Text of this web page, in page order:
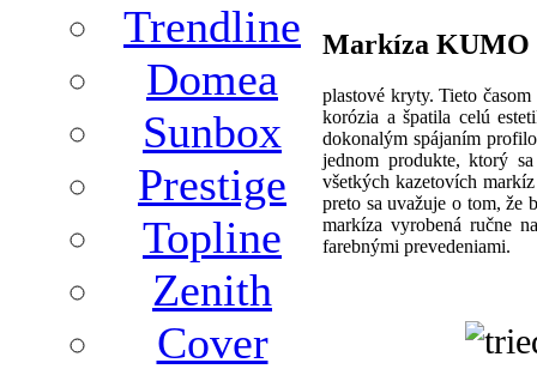
Trendline
Domea
Sunbox
Prestige
Topline
Zenith
Cover
Markíza KUMO
plastové kryty. Tieto
korózia a špatila celú
dokonalým spájaním
jednom produkte, ktorý
všetkých kazetovích
preto sa uvažuje o tom, že
markíza vyrobená ručne
farebnými prevedeniami.